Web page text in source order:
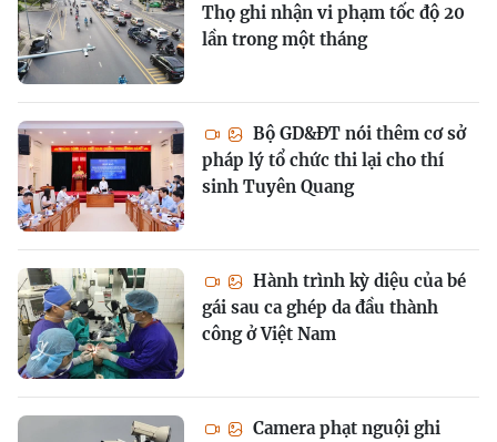
Thọ ghi nhận vi phạm tốc độ 20
lần trong một tháng
Bộ GD&ĐT nói thêm cơ sở
pháp lý tổ chức thi lại cho thí
sinh Tuyên Quang
Hành trình kỳ diệu của bé
gái sau ca ghép da đầu thành
công ở Việt Nam
Camera phạt nguội ghi